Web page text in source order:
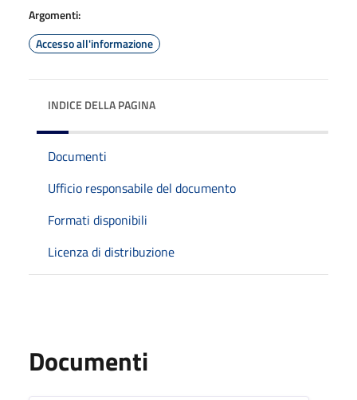
Argomenti:
Accesso all'informazione
INDICE DELLA PAGINA
Documenti
Ufficio responsabile del documento
Formati disponibili
Licenza di distribuzione
Documenti